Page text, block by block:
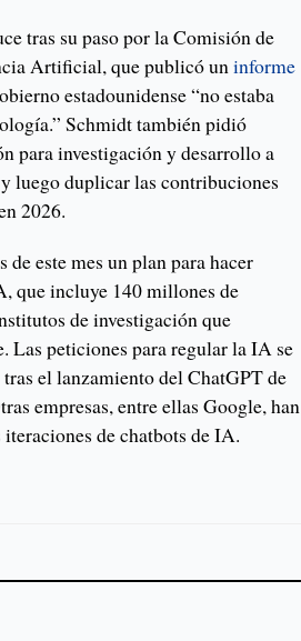
tras su paso por la Comisión de
Artificial, que publicó uninforme
estadounidense “no estaba
Schmidt también pidió
para investigación y desarrollo a
luego duplicar las contribuciones
2026.
de este mes un plan para hacer
que incluye 140 millones de
de investigación que
Las peticiones para regular la IA se
el lanzamiento del ChatGPT de
empresas, entre ellas Google, han
de chatbots de IA.